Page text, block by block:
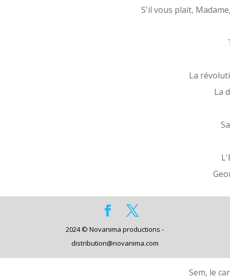
S'il vous plait,
La
La
Sem, le
2024 © Novanima productions -
distribution@novanima.com